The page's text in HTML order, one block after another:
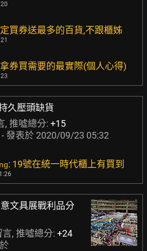
買券送最多的百貨,不跟櫃姊
券買需要的最實際(個人心得)
久壓頭缺貨
, 推噓總分: +15
- 發表於 2020/09/23 05:32
: 19號在統一時代櫃上有買到
文具展戰利品分
言, 推噓總分: +24